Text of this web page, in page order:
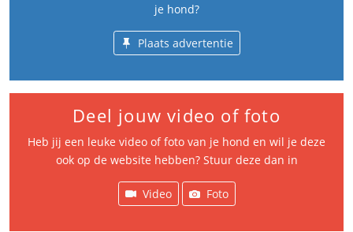
je hond?
Plaats advertentie
Deel jouw video of foto
Heb jij een leuke video of foto van je hond en wil je deze
ook op de website hebben? Stuur deze dan in
Video Foto